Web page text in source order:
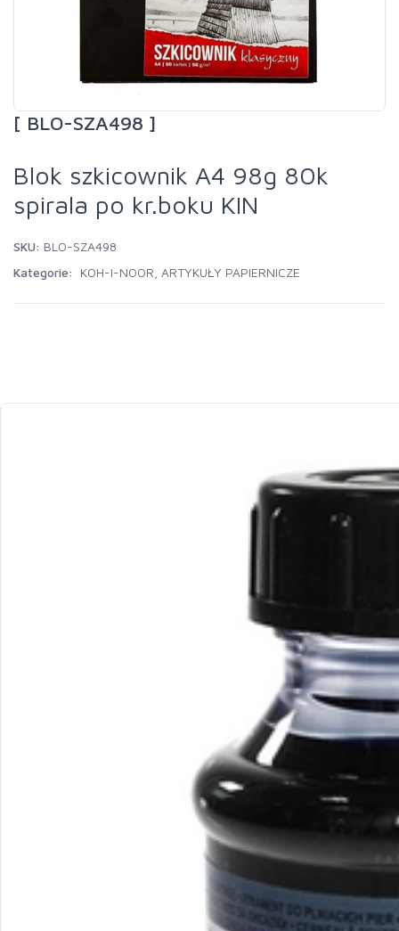
[ BLO-SZA498 ]
Blok szkicownik A4 98g 80k
spirala po kr.boku KIN
SKU: BLO-SZA498
Kategorie:
KOH-I-NOOR ARTYKUŁY PAPIERNICZE